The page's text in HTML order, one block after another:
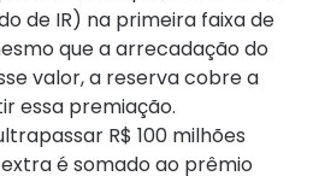
de IR) na primeira faixa de
que a arrecadação do
valor, a reserva cobre a
essa premiação.
R$ 100 milhões
é somado ao prêmio